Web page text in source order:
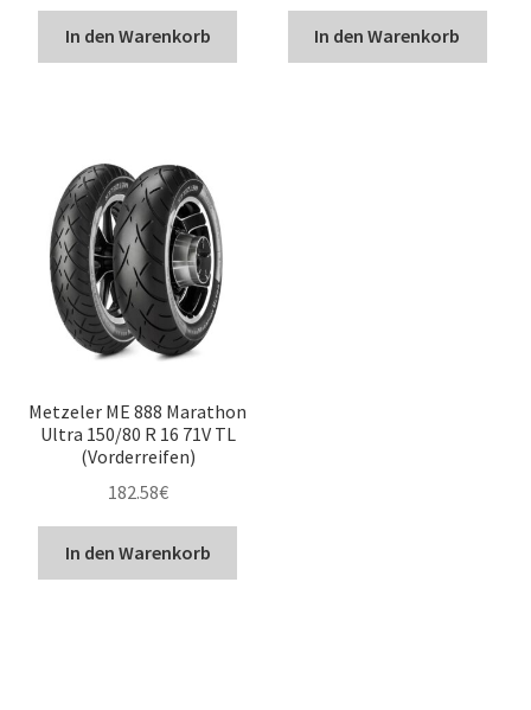
In den Warenkorb In den Warenkorb
Metzeler ME 888 Marathon
Ultra 150/80 R 16 71V TL
(Vorderreifen)
182.58€
In den Warenkorb